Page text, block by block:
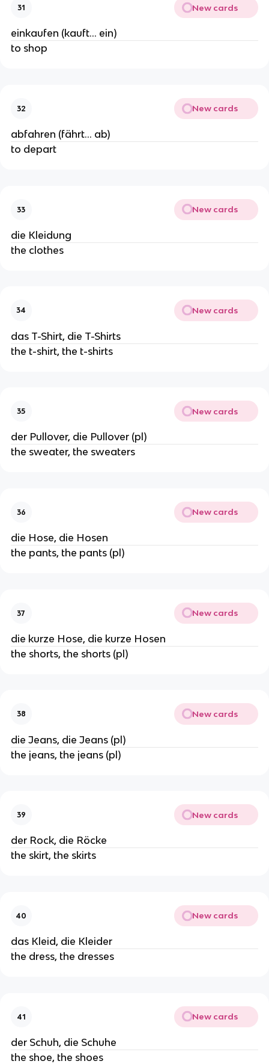
31 New cards
einkaufen (kauft… ein)
to shop
32 New cards
abfahren (fährt… ab)
to depart
33 New cards
die Kleidung
the clothes
34 New cards
das T-Shirt, die T-Shirts
the t-shirt, the t-shirts
35 New cards
der Pullover, die Pullover (pl)
the sweater, the sweaters
36 New cards
die Hose, die Hosen
the pants, the pants (pl)
37 New cards
die kurze Hose, die kurze Hosen
the shorts, the shorts (pl)
38 New cards
die Jeans, die Jeans (pl)
the jeans, the jeans (pl)
39 New cards
der Rock, die Röcke
the skirt, the skirts
40 New cards
das Kleid, die Kleider
the dress, the dresses
41 New cards
der Schuh, die Schuhe
the shoe, the shoes